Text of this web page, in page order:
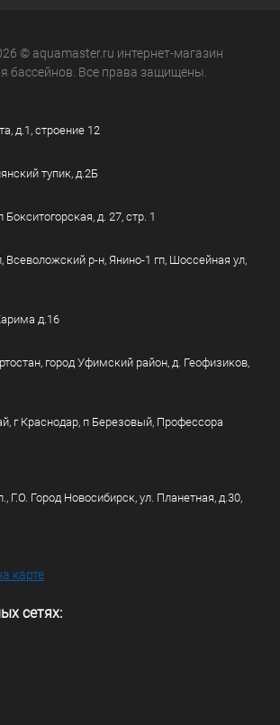
© aquamaster.ru интернет-магазин
бассейнов. Все права защищены.
д.1, строение 12
тупик, д.2Б
Бокситогорская, д. 27, стр. 1
Всеволожский р-н, Янино-1 гп, Шоссейная ул,
д.16
город Уфимский район, д. Геофизиков,
г Краснодар, п Березовый, Профессора
Г.О. Город Новосибирск, ул. Планетная, д.30,
карте
сетях: